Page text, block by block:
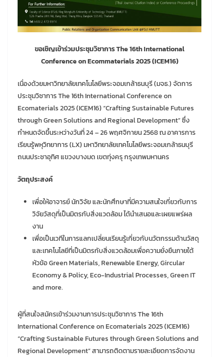
ขอเชิญเข้าร่วมประชุมวิชาการ The 16th International
Conference on Ecommaterials 2025 (ICEM16)
เนื่องด้วยมหาวิทยาลัยเทคโนโลยีพระจอมเกล้าธนบุรี (มจธ.) จัดการ
ประชุมวิชาการ The 16th International Conference on
Ecomaterials 2025 (ICEM16) “Crafting Sustainable Futures
through Green Solutions and Regional Development” ซึ่ง
กำหนดจัดขึ้นระหว่างวันที่ 24 – 26 พฤศจิกายน 2568 ณ อาคารการ
เรียนรู้พหุวิทยาการ (LX) มหาวิทยาลัยเทคโนโลยีพระจอมเกล้าธนบุรี
ถนนประชาอุทิศ แขวงบางมด เขตทุ่งครุ กรุงเทพมหานคร
วัตถุประสงค์
เพื่อให้อาจารย์ นักวิจัย และนักศึกษาที่มีความสนใจเกี่ยวกับการ
วิจัยวัสดุที่เป็นมิตรกับสิ่งแวดล้อม ได้นำเสนอและเผยแพร่ผล
งาน
เพื่อเป็นเวทีในการแลกเปลี่ยนเรียนรู้เกี่ยวกับนวัตกรรมด้านวัสดุ
และเทคโนโลยีที่เป็นมิตรกับสิ่งแวดล้อมเพื่อความยั่งยืนภายใต้
หัวข้อ Green Materials, Renewable Energy, Gircular
Economy & Policy, Eco-Industrial Processes, Green IT
and more.
ผู้ที่สนใจสมัครเข้าร่วมงานการประชุมวิชาการ The 16th
International Conference on Ecomaterials 2025 (ICEM16)
“Crafting Sustainable Futures through Green Solutions and
Regional Development” สามารถติดตามรายละเอียดการจัดงาน